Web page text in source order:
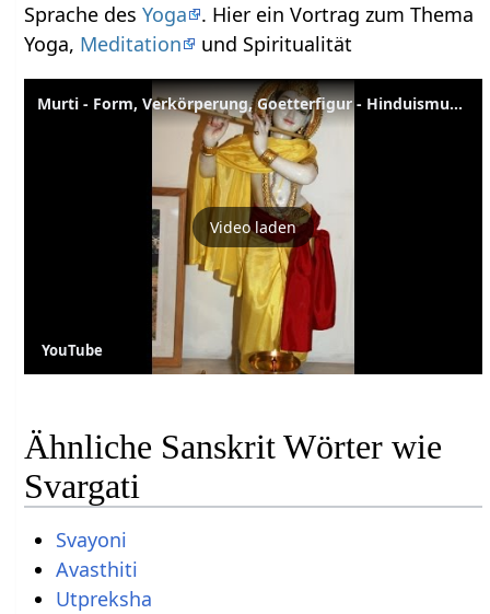
Sprache desYoga
. Hier ein Vortrag zum Thema
Yoga, Meditation und Spiritualität
Murti - Form, Verkörperung, Goetterfigur - Hinduismus Wörterbuch
Video laden
YouTube
Ähnliche Sanskrit Wörter wie
Svargati
Svayoni
Avasthiti
Utpreksha